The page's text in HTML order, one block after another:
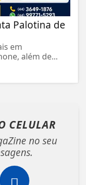
Palotina de
em
além de...
CELULAR
no seu